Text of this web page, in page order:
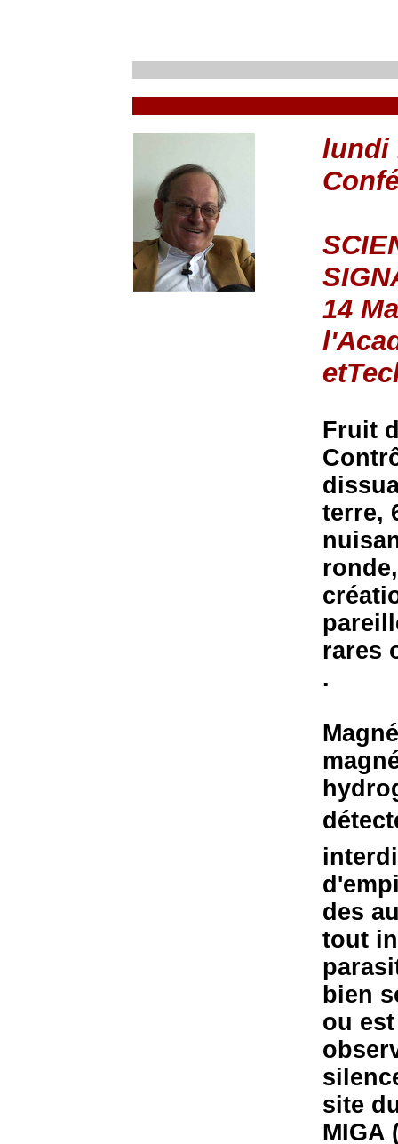
lundi
14
Fruit
terre,
rares
.
des
tout
bien
ou
site
MIGA